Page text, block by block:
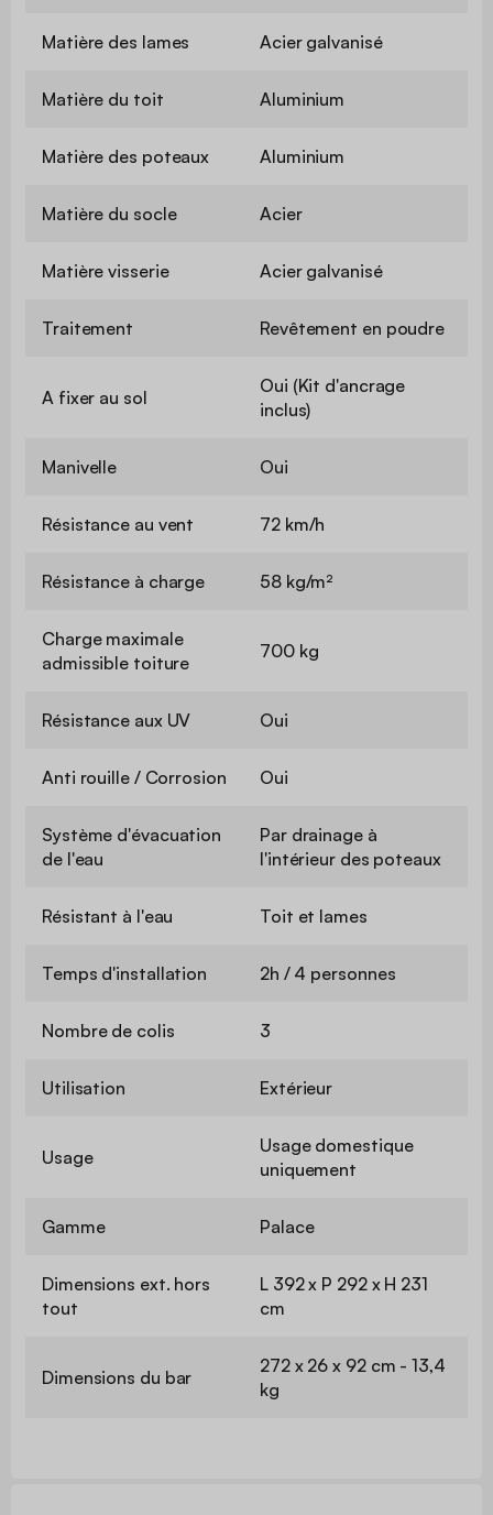
Matière des lames Acier galvanisé
Matière du toit Aluminium
Matière des poteaux Aluminium
Matière du socle Acier
Matière visserie Acier galvanisé
Traitement Revêtement en poudre
A fixer au sol
Oui (Kit d'ancrage
inclus)
Manivelle Oui
Résistance au vent 72 km/h
Résistance à charge 58 kg/m²
Charge maximale
admissible toiture
700 kg
Résistance aux UV Oui
Anti rouille / Corrosion Oui
Système d'évacuation
de l'eau
Par drainage à
l'intérieur des poteaux
Résistant à l'eau Toit et lames
Temps d'installation 2h / 4 personnes
Nombre de colis 3
Utilisation Extérieur
Usage
Usage domestique
uniquement
Gamme Palace
Dimensions ext. hors
tout
L 392 x P 292 x H 231
cm
Dimensions du bar
272 x 26 x 92 cm - 13,4
kg